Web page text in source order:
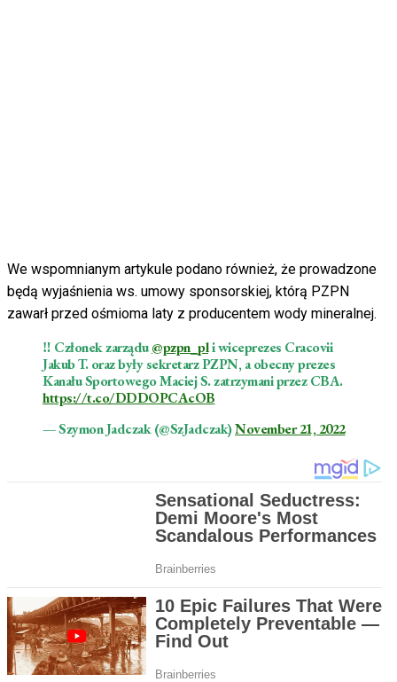
We wspomnianym artykule podano również, że prowadzone
będą wyjaśnienia ws. umowy sponsorskiej, którą PZPN
zawarł przed ośmioma laty z producentem wody mineralnej.
‼️ Członek zarządu@pzpn_pli wiceprezes Cracovii
Jakub T. oraz były sekretarz PZPN, a obecny prezes
Kanału Sportowego Maciej S. zatrzymani przez CBA.
https://t.co/DDDOPCAcOB
— Szymon Jadczak (@SzJadczak)November 21, 2022